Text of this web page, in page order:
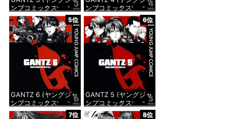
ンプコミックス
DIGITAL)
価格：¥100
ンプコミックス
DIGITAL)
価格：¥100
5位
GANTZ 6 (ヤングジャ
ンプコミックス
DIGITAL)
6位
GANTZ 5 (ヤングジャ
ンプコミックス
DIGITAL)
7位 8位